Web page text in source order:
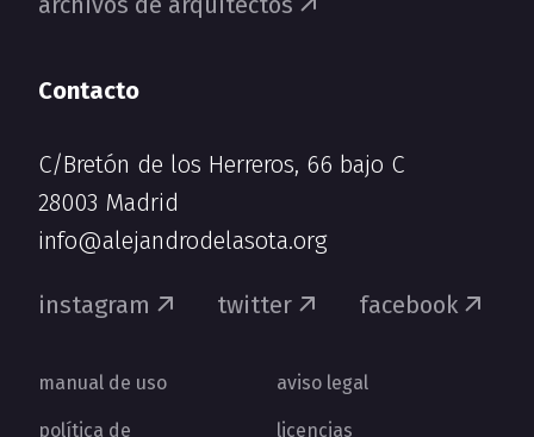
Contacto
C/Bretón de los Herreros, 66 bajo C
28003 Madrid
info@alejandrodelasota.org
instagram twitter facebook
manual de uso aviso legal
política de licencias